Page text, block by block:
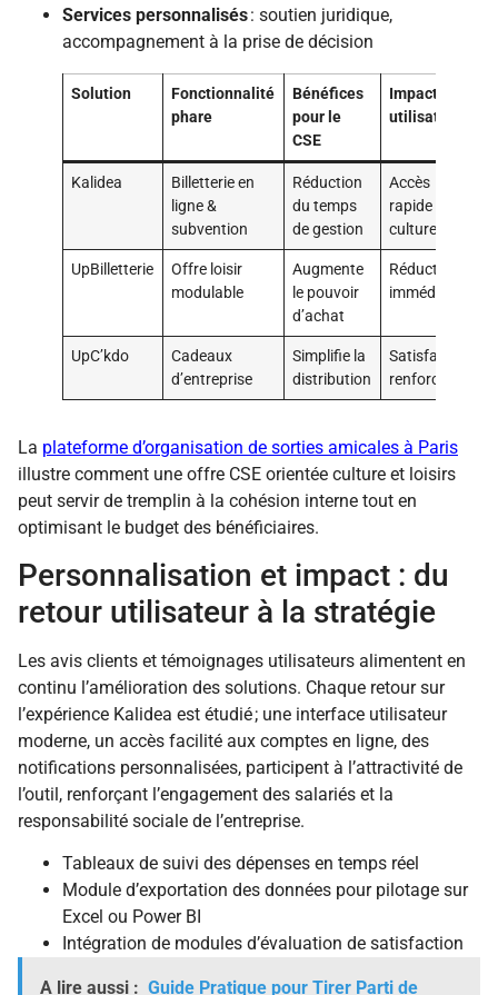
Services personnalisés: soutien juridique,
accompagnement à la prise de décision
Solution
Fonctionnalité
phare
Bénéfices
pour le
CSE
Impact
utilisateur
Kalidea
Billetterie en
ligne &
subvention
Réduction
du temps
de gestion
Accès
rapide à la
culture
UpBilletterie
Offre loisir
modulable
Augmente
le pouvoir
d’achat
Réductions
immédiates
UpC’kdo
Cadeaux
d’entreprise
Simplifie la
distribution
Satisfaction
renforcée
La plateforme d’organisation de sorties amicales à Paris
illustre comment une offre CSE orientée culture et loisirs
peut servir de tremplin à la cohésion interne tout en
optimisant le budget des bénéficiaires.
Personnalisation et impact : du
retour utilisateur à la stratégie
Les avis clients et témoignages utilisateurs alimentent en
continu l’amélioration des solutions. Chaque retour sur
l’expérience Kalidea est étudié ; une interface utilisateur
moderne, un accès facilité aux comptes en ligne, des
notifications personnalisées, participent à l’attractivité de
l’outil, renforçant l’engagement des salariés et la
responsabilité sociale de l’entreprise.
Tableaux de suivi des dépenses en temps réel
Module d’exportation des données pour pilotage sur
Excel ou Power BI
Intégration de modules d’évaluation de satisfaction
A lire aussi : Guide Pratique pour Tirer Parti de